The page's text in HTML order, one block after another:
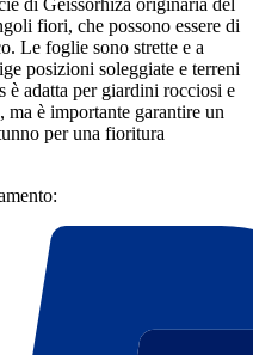
di Geissorhiza originaria del
fiori, che possono essere di
Le foglie sono strette e a
posizioni soleggiate e terreni
è adatta per giardini rocciosi e
è importante garantire un
per una fioritura